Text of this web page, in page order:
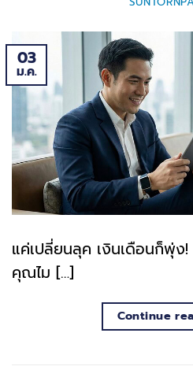
03
ม.ค.
แค่เปลี่ยนลุค เงินเดือนก็พุ่ง
คุณไม […]
Continue